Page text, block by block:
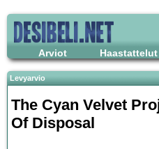
Arviot Haastattelut
Levyarvio
The Cyan Velvet
Of Disposal